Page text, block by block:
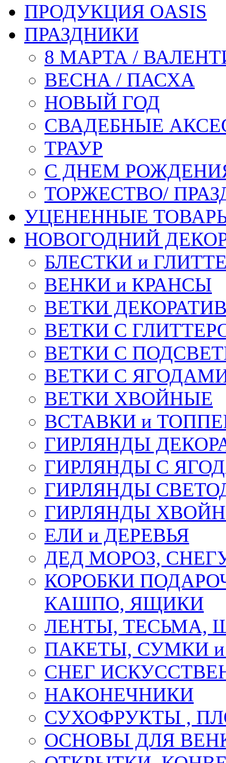
ПРОДУКЦИЯ OASIS
ПРАЗДНИКИ
8 МАРТА /
ВЕСНА / ПАСХА
НОВЫЙ ГОД
СВАДЕБНЫЕ
ТРАУР
С ДНЕМ
ТОРЖЕСТВО/
УЦЕНЕННЫЕ
НОВОГОДНИЙ
БЛЕСТКИ и
ВЕНКИ и КРАНСЫ
ВЕТКИ
ВЕТКИ С
ВЕТКИ С
ВЕТКИ С
ВЕТКИ ХВОЙНЫЕ
ВСТАВКИ и
ГИРЛЯНДЫ
ГИРЛЯНДЫ С
ГИРЛЯНДЫ
ГИРЛЯНДЫ
ЕЛИ и ДЕРЕВЬЯ
ДЕД МОРОЗ,
КОРОБКИ
КАШПО, ЯЩИКИ
ЛЕНТЫ, ТЕСЬМА,
ПАКЕТЫ, СУМКИ
СНЕГ
НАКОНЕЧНИКИ
СУХОФРУКТЫ ,
ОСНОВЫ ДЛЯ